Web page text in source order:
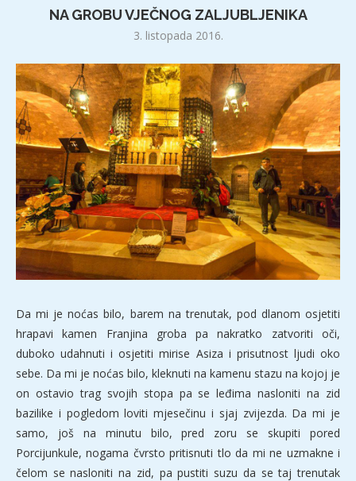
NA GROBU VJEČNOG ZALJUBLJENIKA
3. listopada 2016.
Da mi je noćas bilo, barem na trenutak, pod dlanom osjetiti
hrapavi kamen Franjina groba pa nakratko zatvoriti oči,
duboko udahnuti i osjetiti mirise Asiza i prisutnost ljudi oko
sebe. Da mi je noćas bilo, kleknuti na kamenu stazu na kojoj je
on ostavio trag svojih stopa pa se leđima nasloniti na zid
bazilike i pogledom loviti mjesečinu i sjaj zvijezda. Da mi je
samo, još na minutu bilo, pred zoru se skupiti pored
Porcijunkule, nogama čvrsto pritisnuti tlo da mi ne uzmakne i
čelom se nasloniti na zid, pa pustiti suzu da se taj trenutak